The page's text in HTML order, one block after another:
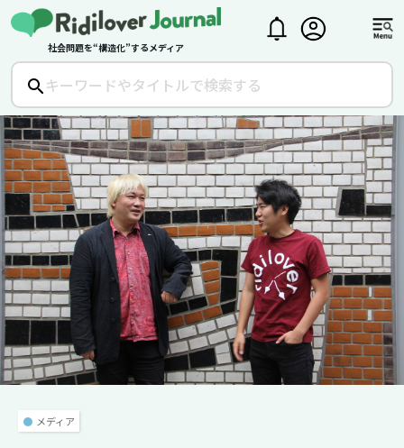
社会問題を“構造化”するメディア
● メディア